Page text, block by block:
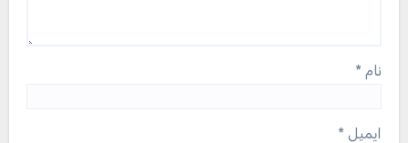
نام *
ایمیل *